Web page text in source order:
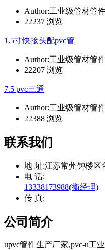
Author:工业级管材管
22237 浏览
1.5寸快接头配pvc管
Author:工业级管材管
22207 浏览
7.5 pvc三通
Author:工业级管材管
22388 浏览
联系我们
地 址:江苏常州钟楼区
电 话:
13338173988(衡经理)
传 真:
公司简介
upvc管件生产厂家,pvc-u工